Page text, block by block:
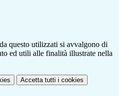
questo utilizzati si avvalgono di
ed utili alle finalità illustrate nella
Accetta tutti i cookies